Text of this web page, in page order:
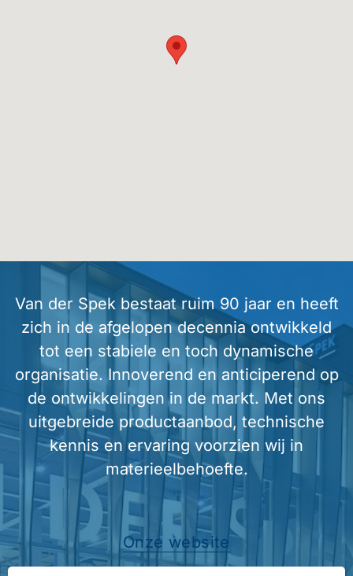
Van der Spek bestaat ruim 90 jaar en heeft
zich in de afgelopen decennia ontwikkeld
tot een stabiele en toch dynamische
organisatie. Innoverend en anticiperend op
de ontwikkelingen in de markt. Met ons
uitgebreide productaanbod, technische
kennis en ervaring voorzien wij in
materieelbehoefte.
Onze website